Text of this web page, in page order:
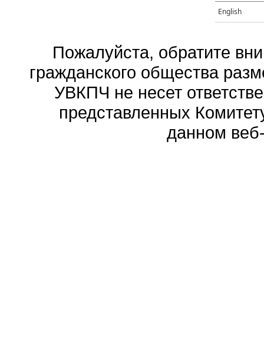
English
Пожалуйста, обратите
гражданского общества
УВКПЧ не несет
представленных
данном